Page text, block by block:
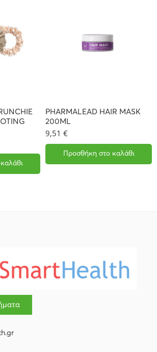
PHARMALEAD HAIR MASK
200ML
9,51 €
Προσθήκη στο καλάθι